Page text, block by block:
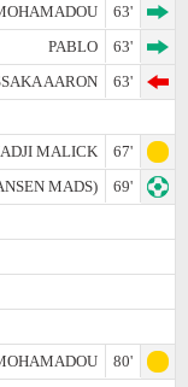
63'
PABLO
63'
AARON
63'
MALICK
67'
MADS)
69'
80'